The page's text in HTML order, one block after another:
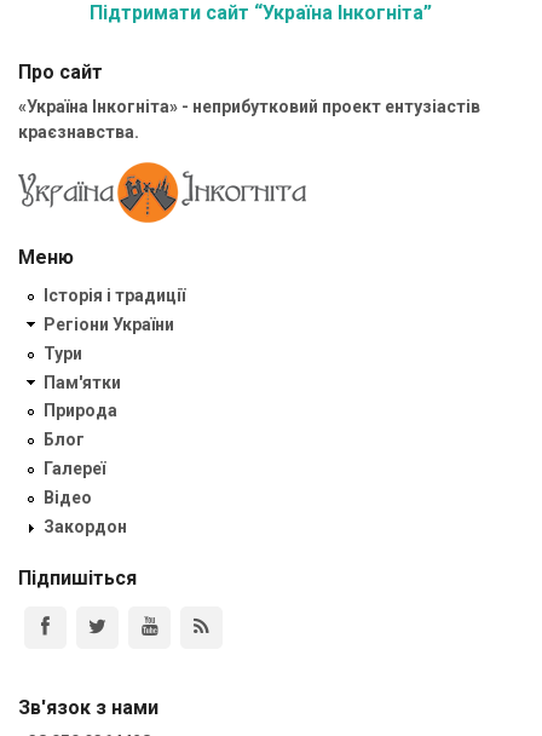
Підтримати сайт “Україна Інкогніта”
Про сайт
«Україна Інкогніта» - неприбутковий проект ентузіастів
краєзнавства.
Меню
Історія і традиції
Регіони України
Тури
Пам'ятки
Природа
Блог
Галереї
Відео
Закордон
Підпишіться
Зв'язок з нами